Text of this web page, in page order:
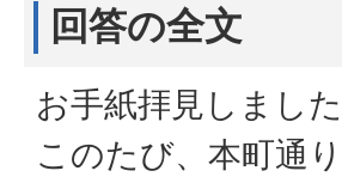
回答の全文
お手紙拝見しました
このたび、本町通